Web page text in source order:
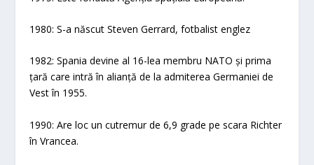
1980: S-a născut Steven Gerrard, fotbalist englez
1982: Spania devine al 16-lea membru NATO și prima
țară care intră în alianță de la admiterea Germaniei de
Vest în 1955.
1990: Are loc un cutremur de 6,9 grade pe scara Richter
în Vrancea.